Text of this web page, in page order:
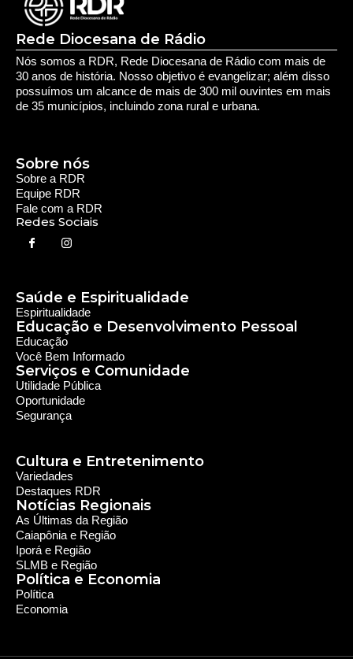
Deixe seu Comentário:
Comments are closed.
Rede Diocesana de Rádio
30 anos de história. Nosso objetivo é evangelizar; além disso
possuímos um alcance de mais de 300 mil ouvintes em mais
de 35 municípios, incluindo zona rural e urbana.
Sobre a RDR
Equipe RDR
Fale com a RDR
Sobre nós
Saúde e Espiritualidade
Espiritualidade
Educação e Desenvolvimento Pessoal
Educação
Você Bem Informado
Serviços e Comunidade
Utilidade Pública
Oportunidade